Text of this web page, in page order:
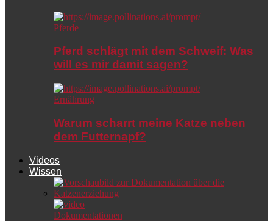
Pferde
Pferd schlägt mit dem Schweif: Was
will es mir damit sagen?
Ernährung
Warum scharrt meine Katze neben
dem Futternapf?
Videos
Wissen
Dokumentationen